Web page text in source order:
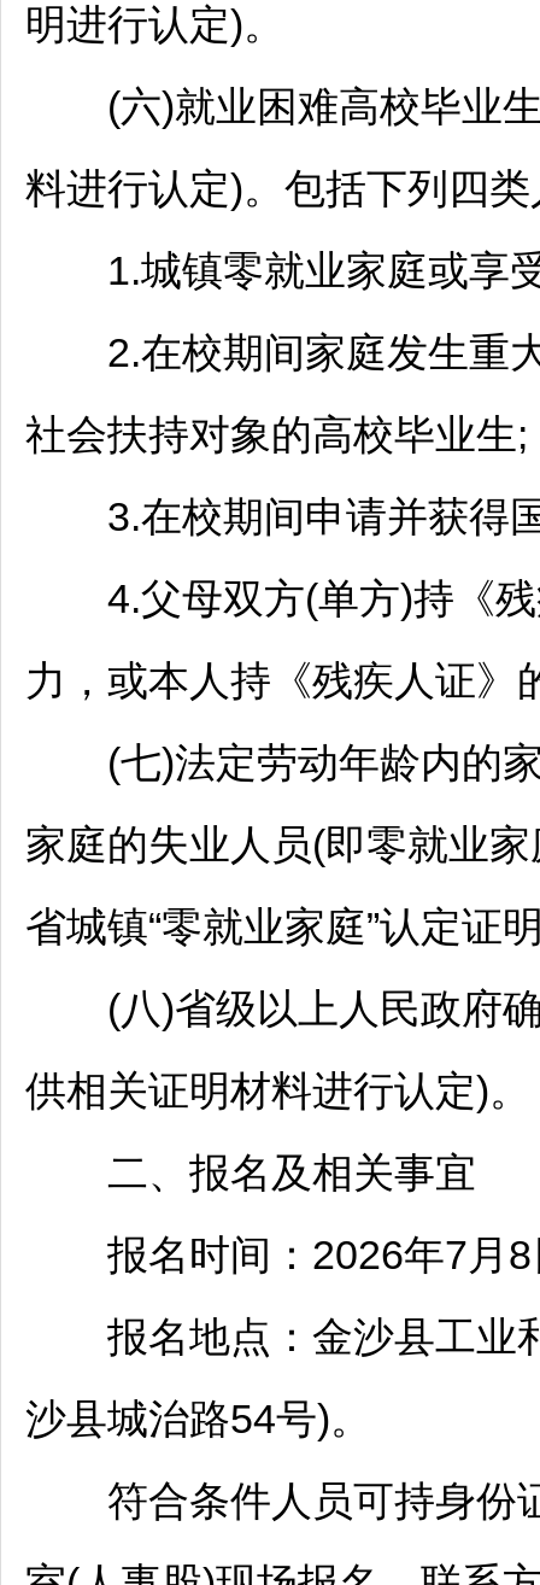
明进行认定)。
(六)就业困难高校毕业生
料进行认定)。包括下列四
1.城镇零就业家庭或享受
2.在校期间家庭发生重大
社会扶持对象的高校毕业生;
3.在校期间申请并获得
4.父母双方(单方)持《残
力，或本人持《残疾人证》
(七)法定劳动年龄内的家
家庭的失业人员(即零就业
省城镇“零就业家庭”认定证
(八)省级以上人民政府确
供相关证明材料进行认定)。
二、报名及相关事宜
报名时间：2026年7月8
报名地点： 金沙县工业
沙县城治路54号)。
符合条件人员可持身份